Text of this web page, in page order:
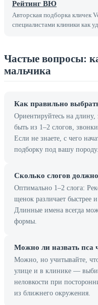
Рейтинг ВЮ
Авторская подборка кличек
специалистами клиники как
Частые вопросы:
мальчика
Как правильно
Ориентируйтесь на
быть из 1–2 слогов,
Если не знаете, с чего
подборку под вашу породу.
Сколько слогов
Оптимально 1–2 слога:
щенок различает быстрее
Длинные имена всегда
формы.
Можно ли назвать пса
Можно, но учитывайте,
улице и в клинике —
неловкости при
из ближнего окружения.